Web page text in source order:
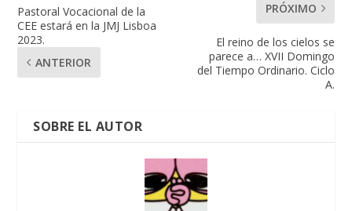
Pastoral Vocacional de la
CEE estará en la JMJ Lisboa
2023.
ANTERIOR
PRÓXIMO
El reino de los cielos se
parece a… XVII Domingo
del Tiempo Ordinario. Ciclo
A.
SOBRE EL AUTOR